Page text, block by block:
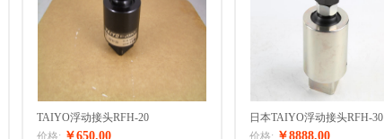
TAIYO浮动接头RFH-20
价格: ￥650.00
日本TAIYO浮动接头RFH-30
价格: ￥8888.00